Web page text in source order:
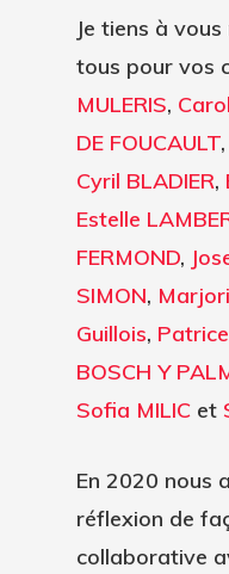
Je tiens à
tous pour vos
MULERIS,
DE FOUCAULT,
Cyril BLADIER,
Estelle
FERMOND,
SIMON,
Guillois,
BOSCH Y
Sofia MILIC et
En 2020 nous
réflexion de
collaborative